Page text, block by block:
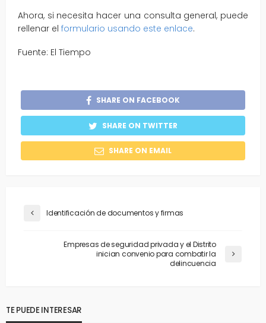
Ahora, si necesita hacer una consulta general, puede
rellenar el formulario usando este enlace.
Fuente: El Tiempo
SHARE ON FACEBOOK
SHARE ON TWITTER
SHARE ON EMAIL
Identificación de documentos y firmas
Empresas de seguridad privada y el Distrito
inician convenio para combatir la
delincuencia
TE PUEDE INTERESAR